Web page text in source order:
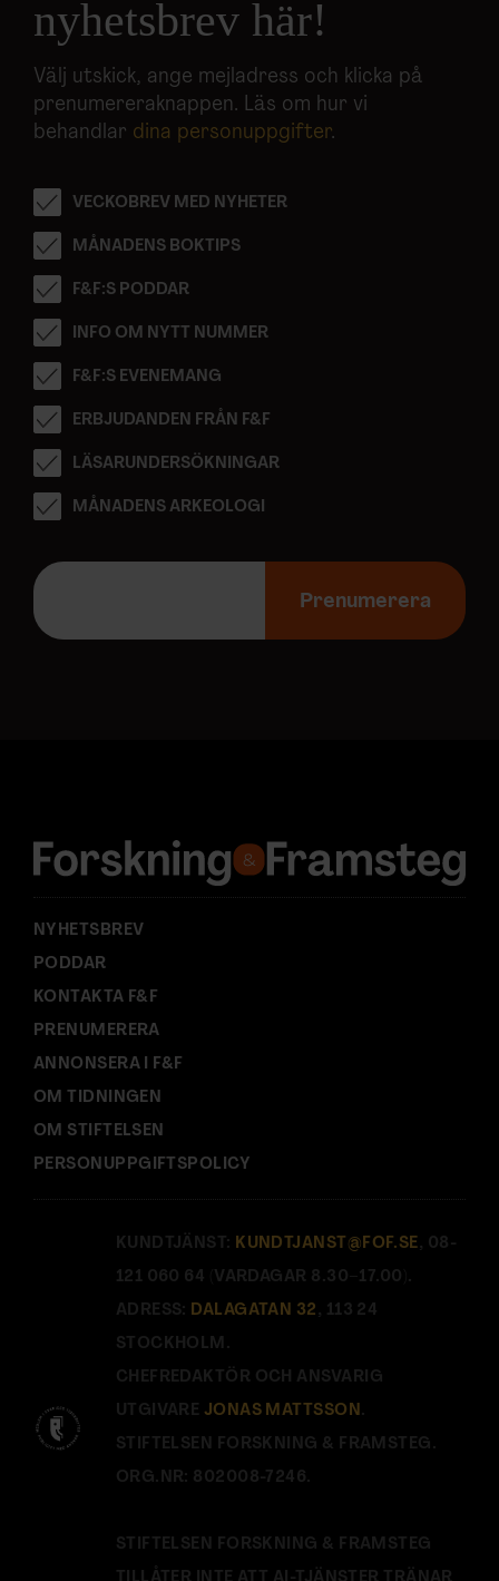
nyhetsbrev här!
Välj utskick, ange mejladress och klicka på
prenumereraknappen. Läs om hur vi
behandlar dina personuppgifter.
VECKOBREV MED NYHETER
MÅNADENS BOKTIPS
F&F:S PODDAR
INFO OM NYTT NUMMER
F&F:S EVENEMANG
ERBJUDANDEN FRÅN F&F
LÄSARUNDERSÖKNINGAR
MÅNADENS ARKEOLOGI
E
p
s
:
Prenumerera
NYHETSBREV
PODDAR
KONTAKTA F&F
PRENUMERERA
ANNONSERA I F&F
OM TIDNINGEN
OM STIFTELSEN
PERSONUPPGIFTSPOLICY
KUNDTJÄNST: KUNDTJANST@FOF.SE , 08-
121 060 64 (VARDAGAR 8.30–17.00).
ADRESS: DALAGATAN 32 , 113 24
STOCKHOLM.
CHEFREDAKTÖR OCH ANSVARIG
UTGIVARE JONAS MATTSSON.
STIFTELSEN FORSKNING & FRAMSTEG.
ORG.NR: 802008-7246.
STIFTELSEN FORSKNING & FRAMSTEG